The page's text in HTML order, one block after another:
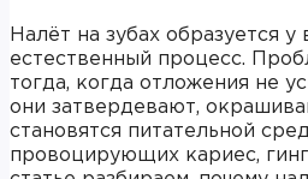
Налёт на зубах образуется у
естественный процесс.
тогда, когда отложения не
они затвердевают,
становятся питательной
провоцирующих кариес,